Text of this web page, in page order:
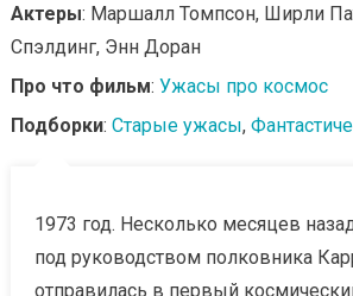
Актеры: Маршалл Томпсон, Ширли
Спэлдинг, Энн Доран
Про что фильм: Ужасы про космос
Подборки: Старые ужасы,
1973 год. Несколько месяцев
под руководством полковника
отправилась в первый